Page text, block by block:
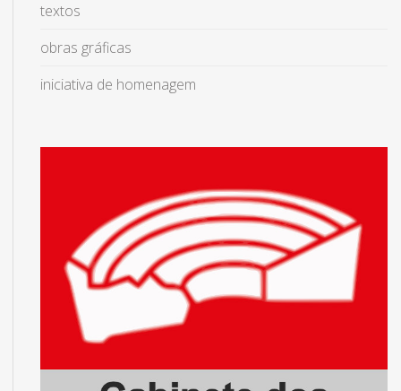
textos
obras gráficas
iniciativa de homenagem